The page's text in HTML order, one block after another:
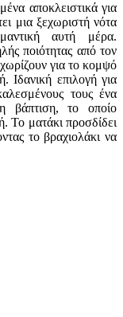
αποκλειστικά για
μια ξεχωριστή νότα
αυτή μέρα.
ποιότητας από τον
για το κομψό
Ιδανική επιλογή για
τους ένα
βάπτιση, το οποίο
Το ματάκι προσδίδει
το βραχιολάκι να